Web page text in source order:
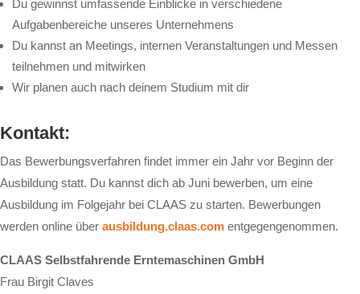
Du gewinnst umfassende Einblicke in verschiedene
Aufgabenbereiche unseres Unternehmens
Du kannst an Meetings, internen Veranstaltungen und Messen
teilnehmen und mitwirken
Wir planen auch nach deinem Studium mit dir
Kontakt:
Das Bewerbungsverfahren findet immer ein Jahr vor Beginn der
Ausbildung statt. Du kannst dich ab Juni bewerben, um eine
Ausbildung im Folgejahr bei CLAAS zu starten. Bewerbungen
werden online über ausbildung.claas.com entgegengenommen.
CLAAS Selbstfahrende Erntemaschinen GmbH
Frau Birgit Claves